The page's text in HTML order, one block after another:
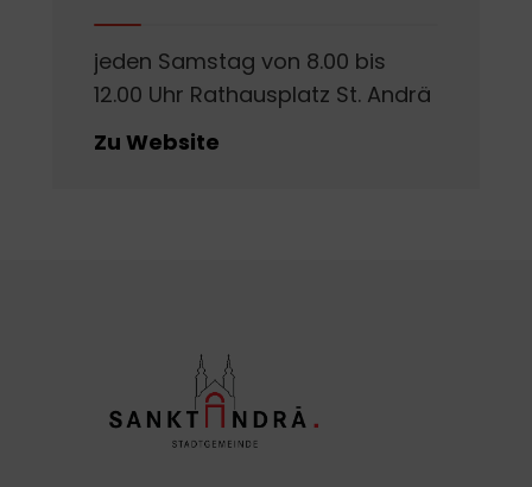
jeden Samstag von 8.00 bis
12.00 Uhr Rathausplatz St. Andrä
Zu Website